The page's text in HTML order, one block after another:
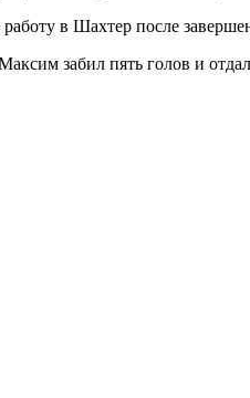
в Шахтер после
забил пять голов и